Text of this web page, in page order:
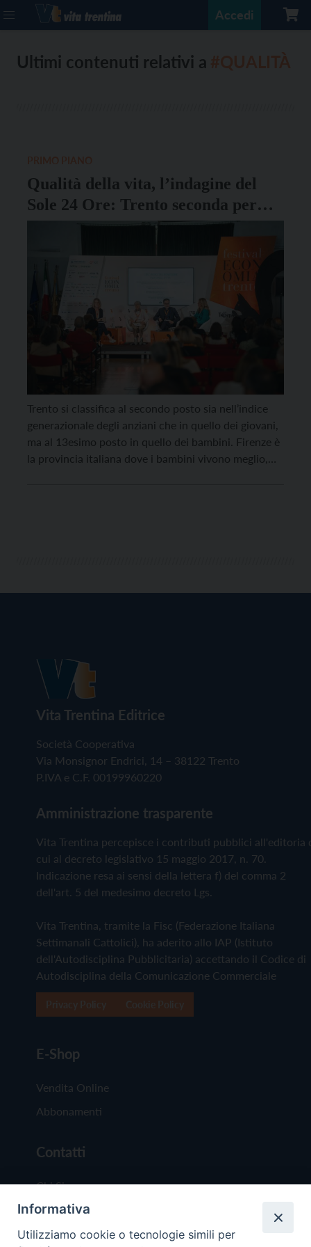
Accedi
Ultimi contenuti relativi a
Qualità della vita, l’indagine del
Sole 24 Ore: Trento seconda per
anziani e giovani
Trento si classifica al secondo posto sia nell’indice
generazionale degli anziani che in quello dei giovani,
ma al 13esimo posto in quello dei bambini. Firenze è
la provincia italiana dove i bambini vivono meglio,
Vita Trentina Editrice
Società Cooperativa
Via Monsignor Endrici, 14 – 38122 Trento
P.IVA e C.F. 00199960220
Amministrazione trasparente
Vita Trentina percepisce i contributi pubblici all'editoria
cui al decreto legislativo 15 maggio 2017, n. 70.
Indicazione resa ai sensi della lettera f) del comma 2
dell'art. 5 del medesimo decreto Lgs.
Vita Trentina, tramite la Fisc (Federazione Italiana
Settimanali Cattolici), ha aderito allo IAP (Istituto
dell'Autodisciplina Pubblicitaria) accettando il Codice di
Autodisciplina della Comunicazione Commerciale
E-Shop
Vendita Online
Abbonamenti
Contatti
Chi Siamo
Redazione
Scrivici
Informativa
Utilizziamo cookie o tecnologie simili per